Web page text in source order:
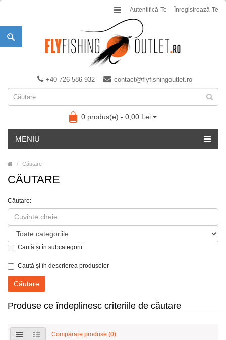
Autentifică-Te Înregistrează-Te
+40 726 586 932 contact@flyfishingoutlet.ro
0 produs(e) - 0,00 Lei
MENIU
Căutare
CĂUTARE
Căutare:
Caută și în subcategorii
Caută și în descrierea produselor
Produse ce îndeplinesc criteriile de căutare
Comparare produse (0)